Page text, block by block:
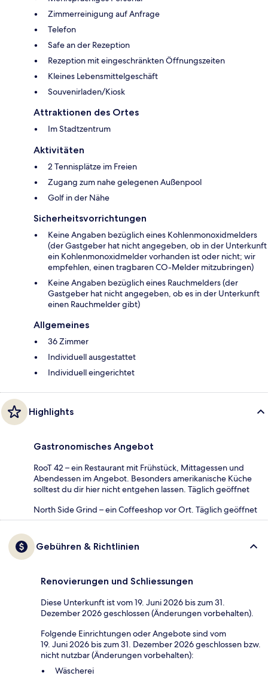
Zimmerreinigung auf Anfrage
Telefon
Safe an der Rezeption
Rezeption mit eingeschränkten Öffnungszeiten
Kleines Lebensmittelgeschäft
Souvenirladen/Kiosk
Attraktionen des Ortes
Im Stadtzentrum
Aktivitäten
2 Tennisplätze im Freien
Zugang zum nahe gelegenen Außenpool
Golf in der Nähe
Sicherheitsvorrichtungen
Keine Angaben bezüglich eines Kohlenmonoxidmelders
(der Gastgeber hat nicht angegeben, ob in der Unterkunft
ein Kohlenmonoxidmelder vorhanden ist oder nicht; wir
empfehlen, einen tragbaren CO-Melder mitzubringen)
Keine Angaben bezüglich eines Rauchmelders (der
Gastgeber hat nicht angegeben, ob es in der Unterkunft
einen Rauchmelder gibt)
Allgemeines
36 Zimmer
Individuell ausgestattet
Individuell eingerichtet
Highlights
Gastronomisches Angebot
RooT 42 – ein Restaurant mit Frühstück, Mittagessen und
Abendessen im Angebot. Besonders amerikanische Küche
solltest du dir hier nicht entgehen lassen. Täglich geöffnet
North Side Grind – ein Coffeeshop vor Ort. Täglich geöffnet
Gebühren & Richtlinien
Renovierungen und Schliessungen
Diese Unterkunft ist vom 19. Juni 2026 bis zum 31.
Dezember 2026 geschlossen (Änderungen vorbehalten).
Folgende Einrichtungen oder Angebote sind vom
19. Juni 2026 bis zum 31. Dezember 2026 geschlossen bzw.
nicht nutzbar (Änderungen vorbehalten):
Wäscherei